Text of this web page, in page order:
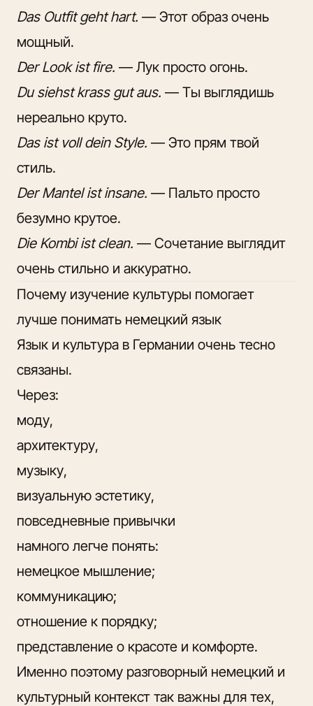
Das Outfit geht hart. — Этот образ очень
мощный.
Der Look ist fire. — Лук просто огонь.
Du siehst krass gut aus. — Ты выглядишь
нереально круто.
Das ist voll dein Style. — Это прям твой
стиль.
Der Mantel ist insane. — Пальто просто
безумно крутое.
Die Kombi ist clean. — Сочетание выглядит
очень стильно и аккуратно.
Почему изучение культуры помогает
лучше понимать немецкий язык
Язык и культура в Германии очень тесно
связаны.
Через:
моду,
архитектуру,
музыку,
визуальную эстетику,
повседневные привычки
намного легче понять:
немецкое мышление;
коммуникацию;
отношение к порядку;
представление о красоте и комфорте.
Именно поэтому разговорный немецкий и
культурный контекст так важны для тех,